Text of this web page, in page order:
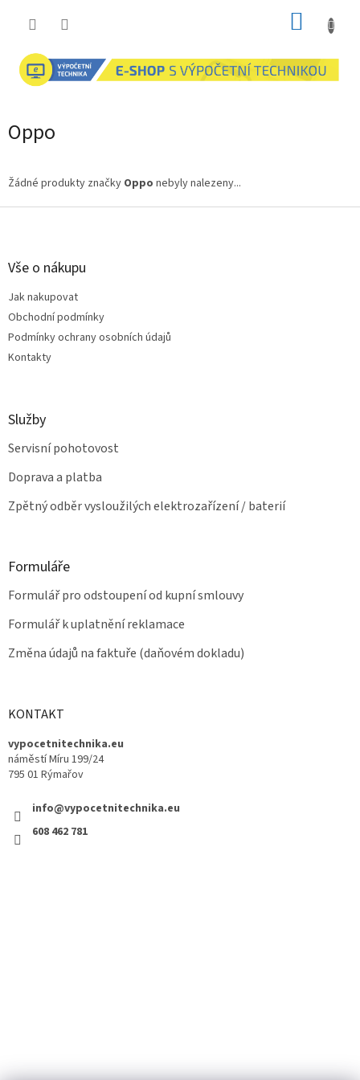
Oppo
Žádné produkty značky Oppo nebyly nalezeny...
Z
Vše o nákupu
Jak nakupovat
Obchodní podmínky
Podmínky ochrany osobních údajů
Kontakty
Služby
Servisní pohotovost
Doprava a platba
Zpětný odběr vysloužilých elektrozařízení / baterií
Formuláře
Formulář pro odstoupení od kupní smlouvy
Formulář k uplatnění reklamace
Změna údajů na faktuře (daňovém dokladu)
KONTAKT
vypocetnitechnika.eu
náměstí Míru 199/24
795 01 Rýmařov
info@vypocetnitechnika.eu
608 462 781